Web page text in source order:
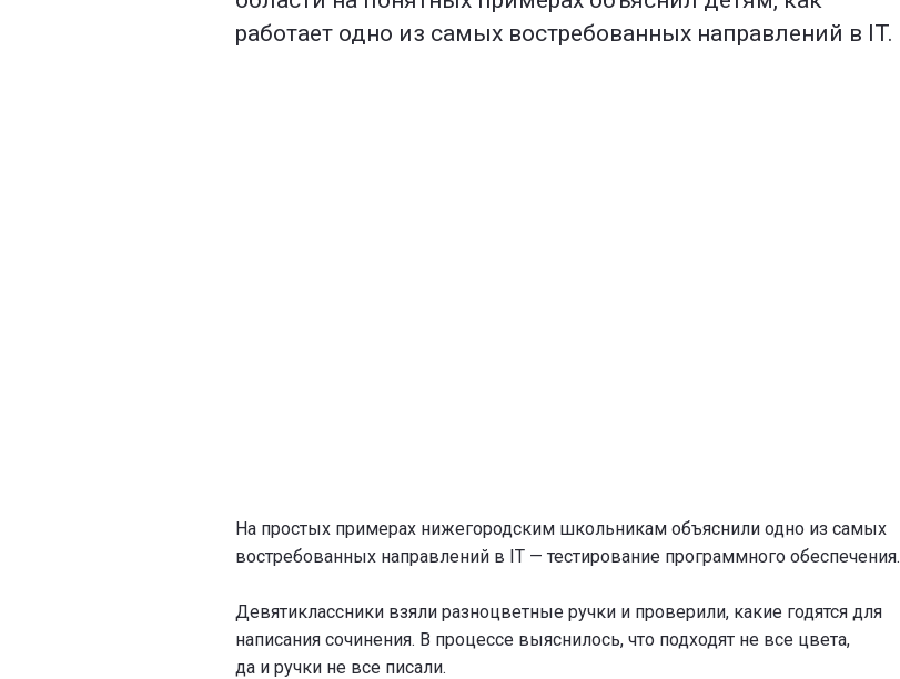
работает одно из самых востребованных направлений в IT.
На простых примерах нижегородским школьникам объяснили одно из самых
востребованных направлений в IT — тестирование программного обеспечения.
Девятиклассники взяли разноцветные ручки и проверили, какие годятся для
написания сочинения. В процессе выяснилось, что подходят не все цвета,
да и ручки не все писали.